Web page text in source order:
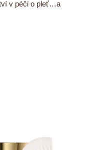
v péči o pleť…a